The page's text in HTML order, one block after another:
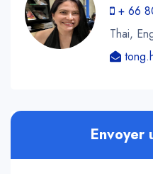
+ 66
Thai,
Envoyer